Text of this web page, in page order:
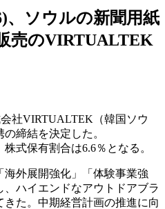
、ソウルの新聞用紙
売のVIRTUALTEK
社VIRTUALTEK（韓国ソウ
締結を決定した。
式保有割合は6.6％となる。
外展開強化」「体験事業強
ハイエンドなアウトドアブラ
た。中期経営計画の推進に向